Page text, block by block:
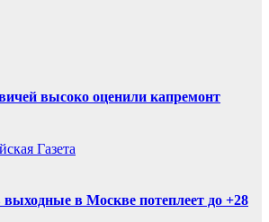
высоко оценили капремонт
Газета
в Москве потеплеет до +28